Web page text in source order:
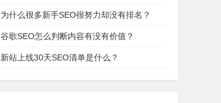
为什么很多新手SEO很努力却没有排名？
谷歌SEO怎么判断内容有没有价值？
新站上线30天SEO清单是什么？